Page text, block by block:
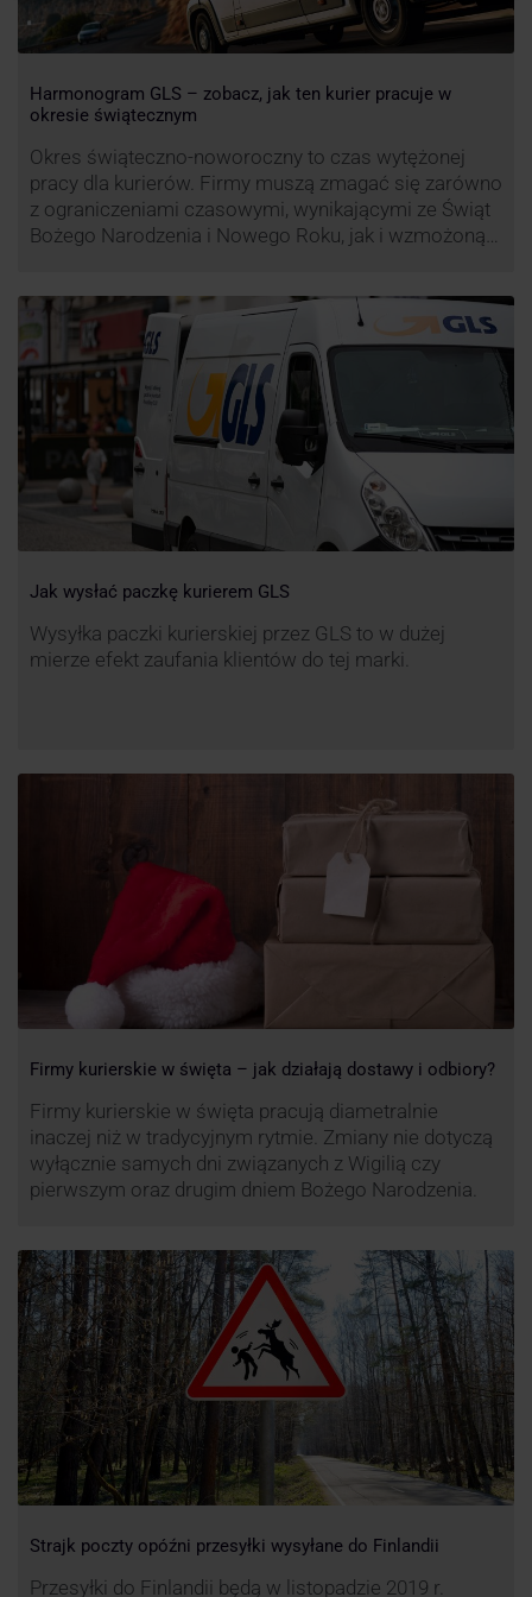
Harmonogram GLS – zobacz, jak ten kurier pracuje w
okresie świątecznym
Okres świąteczno-noworoczny to czas wytężonej
pracy dla kurierów. Firmy muszą zmagać się zarówno
z ograniczeniami czasowymi, wynikającymi ze Świąt
Bożego Narodzenia i Nowego Roku, jak i wzmożoną
firm. Zobacz harmonogram GLS na czas świąteczny!
Jak wysłać paczkę kurierem GLS
Wysyłka paczki kurierskiej przez GLS to w dużej
mierze efekt zaufania klientów do tej marki.
Firmy kurierskie w święta – jak działają dostawy i odbiory?
Firmy kurierskie w święta pracują diametralnie
inaczej niż w tradycyjnym rytmie. Zmiany nie dotyczą
wyłącznie samych dni związanych z Wigilią czy
pierwszym oraz drugim dniem Bożego Narodzenia.
Strajk poczty opóźni przesyłki wysyłane do Finlandii
Przesyłki do Finlandii będą w listopadzie 2019 r.